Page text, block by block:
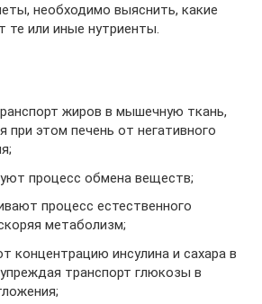
необходимо выяснить, какие
те или иные нутриенты.
жиров в мышечную ткань,
при этом печень от негативного
процесс обмена веществ;
процесс естественного
метаболизм;
концентрацию инсулина и сахара в
транспорт глюкозы в